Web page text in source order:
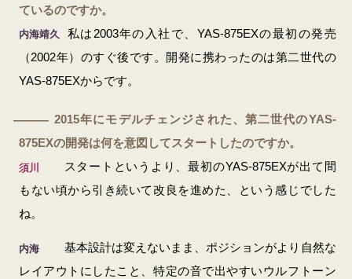
ているのですか。
内海靖久
私は2003年の入社で、YAS-875EXの最初の発売
（2002年）のすぐ後です。開発に携わったのは第二世代の
YAS-875EXからです。
― 2015年にモデルチェンジされた、第二世代のYAS-
875EXの開発は何を意図してスタートしたのですか。
須川
スタートというより、最初のYAS-875EXが出て間
もない頃から引き続いて改良を進めた、という感じでした
ね。
内海
基本設計は変えないまま、ポジションがより自然な
レイアウトにしたこと、特定の音で出やすいウルフトーン